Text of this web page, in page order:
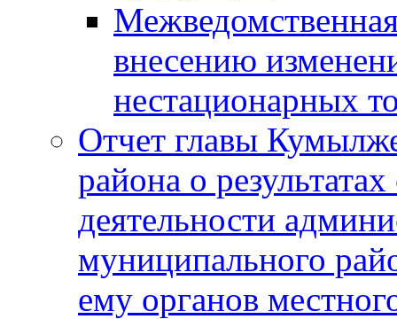
внесению
нестационарных
Отчет главы
района о
деятельности
муниципального
ему органов